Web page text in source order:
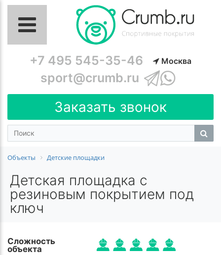
+7 495 545-35-46 Москва
sport@crumb.ru
Заказать звонок
Объекты Детские площадки
Детская площадка с
резиновым покрытием под
ключ
Сложность
объекта